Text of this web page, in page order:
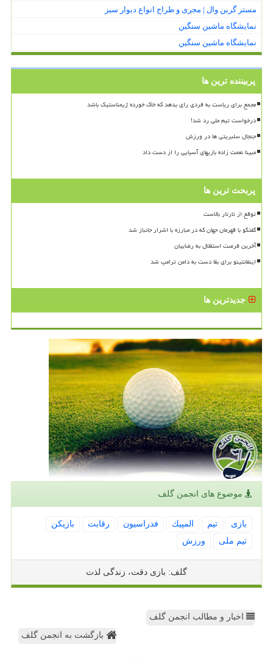
مستر گرین وال | مجری و طراح انواع دیوار سبز
نمایشگاه ماشین سنگین
نمایشگاه ماشین سنگین
پربیننده ترین ها
مجمع برای ریاست به فردی رای بدهد که خاک خورده ژیمناستیک باشد
درخواست تیم ملی رد شد!
جنجال سلبریتی ها در ورزش
مبینا نعمت زاده بازیهای آسیایی را از دست داد
پربحث ترین ها
توقع از تارتار بالاست
گفتگو با قهرمان جهان که در مبارزه با اشرار جانباز شد
آخرین فرصت استقلال به رضاییان
اینفانتینو برای بقا دست به دامن ترامپ شد
جدیدترین ها
موضوع های انجمن گلف
بازی تیم المپیك فدراسیون رقابت
بازیكن
تیم ملی
ورزش
گلف: بازی دقت، زندگی لذت
اخبار و مطالب انجمن گلف
بازگشت به انجمن گلف